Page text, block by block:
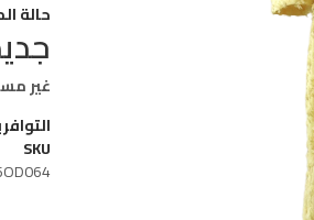
حالة
غير
SKU